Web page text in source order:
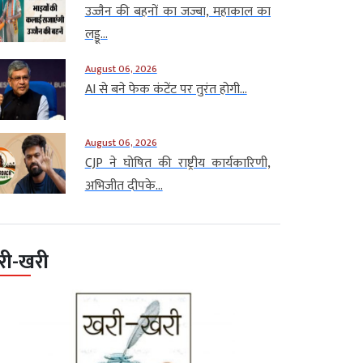
उज्जैन की बहनों का जज्बा, महाकाल का
लड्डू...
August 06, 2026
AI से बने फेक कंटेंट पर तुरंत होगी...
August 06, 2026
CJP ने घोषित की राष्ट्रीय कार्यकारिणी,
अभिजीत दीपके...
खरी